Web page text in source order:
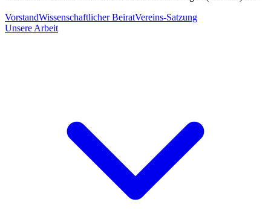
VorstandWissenschaftlicher BeiratVereins-Satzung
Unsere Arbeit